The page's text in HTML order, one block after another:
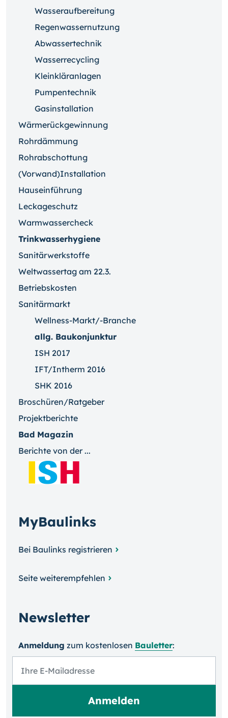
Wasseraufbereitung
Regenwassernutzung
Abwassertechnik
Wasserrecycling
Kleinkläranlagen
Pumpentechnik
Gasinstallation
Wärmerückgewinnung
Rohrdämmung
Rohrabschottung
(Vorwand)Installation
Hauseinführung
Leckageschutz
Warmwassercheck
Trinkwasserhygiene
Sanitärwerkstoffe
Weltwassertag am 22.3.
Betriebskosten
Sanitärmarkt
Wellness-Markt/-Branche
allg. Baukonjunktur
ISH 2017
IFT/Intherm 2016
SHK 2016
Broschüren/Ratgeber
Projektberichte
Bad Magazin
Berichte von der ...
MyBaulinks
Bei Baulinks registrieren
Seite weiterempfehlen
Newsletter
Anmeldung zum kosten­losen Bauletter: